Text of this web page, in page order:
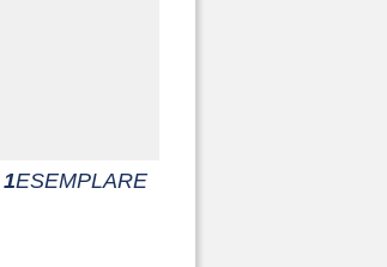
1ESEMPLARE